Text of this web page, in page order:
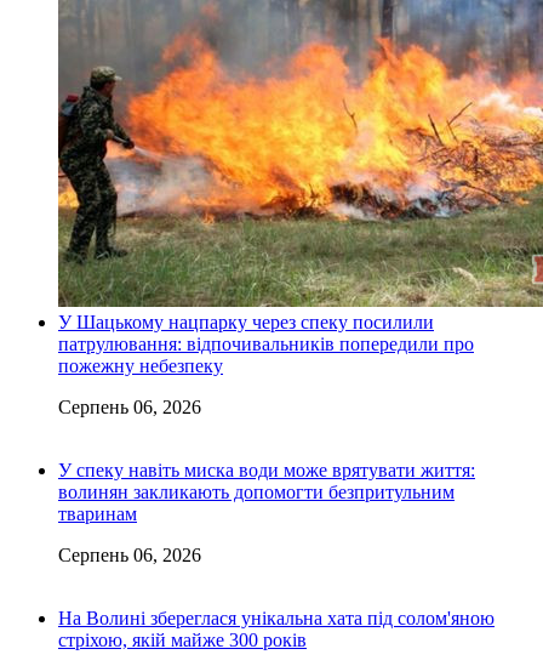
У Шацькому нацпарку через спеку посилили
патрулювання: відпочивальників попередили про
пожежну небезпеку
Серпень 06, 2026
У спеку навіть миска води може врятувати життя:
волинян закликають допомогти безпритульним
тваринам
Серпень 06, 2026
На Волині збереглася унікальна хата під солом'яною
стріхою, якій майже 300 років